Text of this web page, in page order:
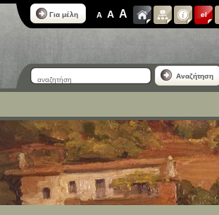
Για μέλη A A A el
Αναζήτηση